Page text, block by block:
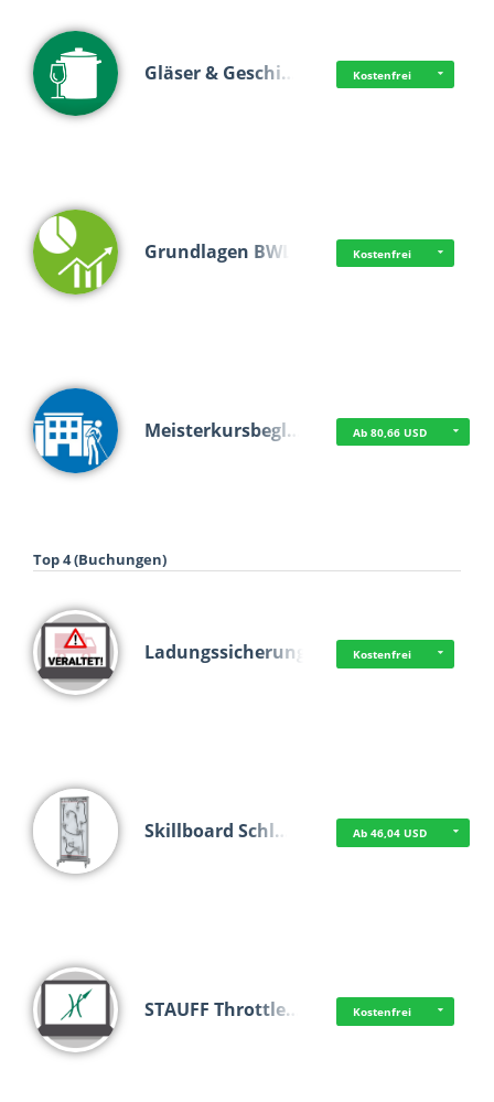
Gläser & Geschi… Kostenfrei
Grundlagen BWL Kostenfrei
Meisterkursbegl… Ab 80,66 USD
Top 4 (Buchungen)
Ladungssicherung Kostenfrei
Skillboard Schl… Ab 46,04 USD
STAUFF Throttle… Kostenfrei